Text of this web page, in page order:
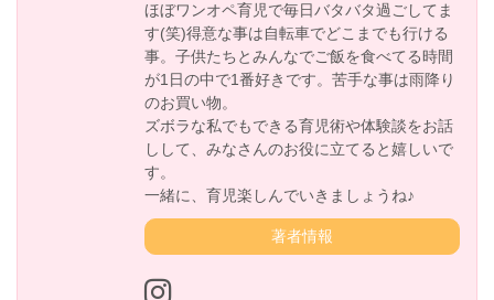
ほぼワンオペ育児で毎日バタバタ過ごしてま
す(笑)得意な事は自転車でどこまでも行ける
事。子供たちとみんなでご飯を食べてる時間
が1日の中で1番好きです。苦手な事は雨降り
のお買い物。
ズボラな私でもできる育児術や体験談をお話
しして、みなさんのお役に立てると嬉しいで
す。
一緒に、育児楽しんでいきましょうね♪
著者情報